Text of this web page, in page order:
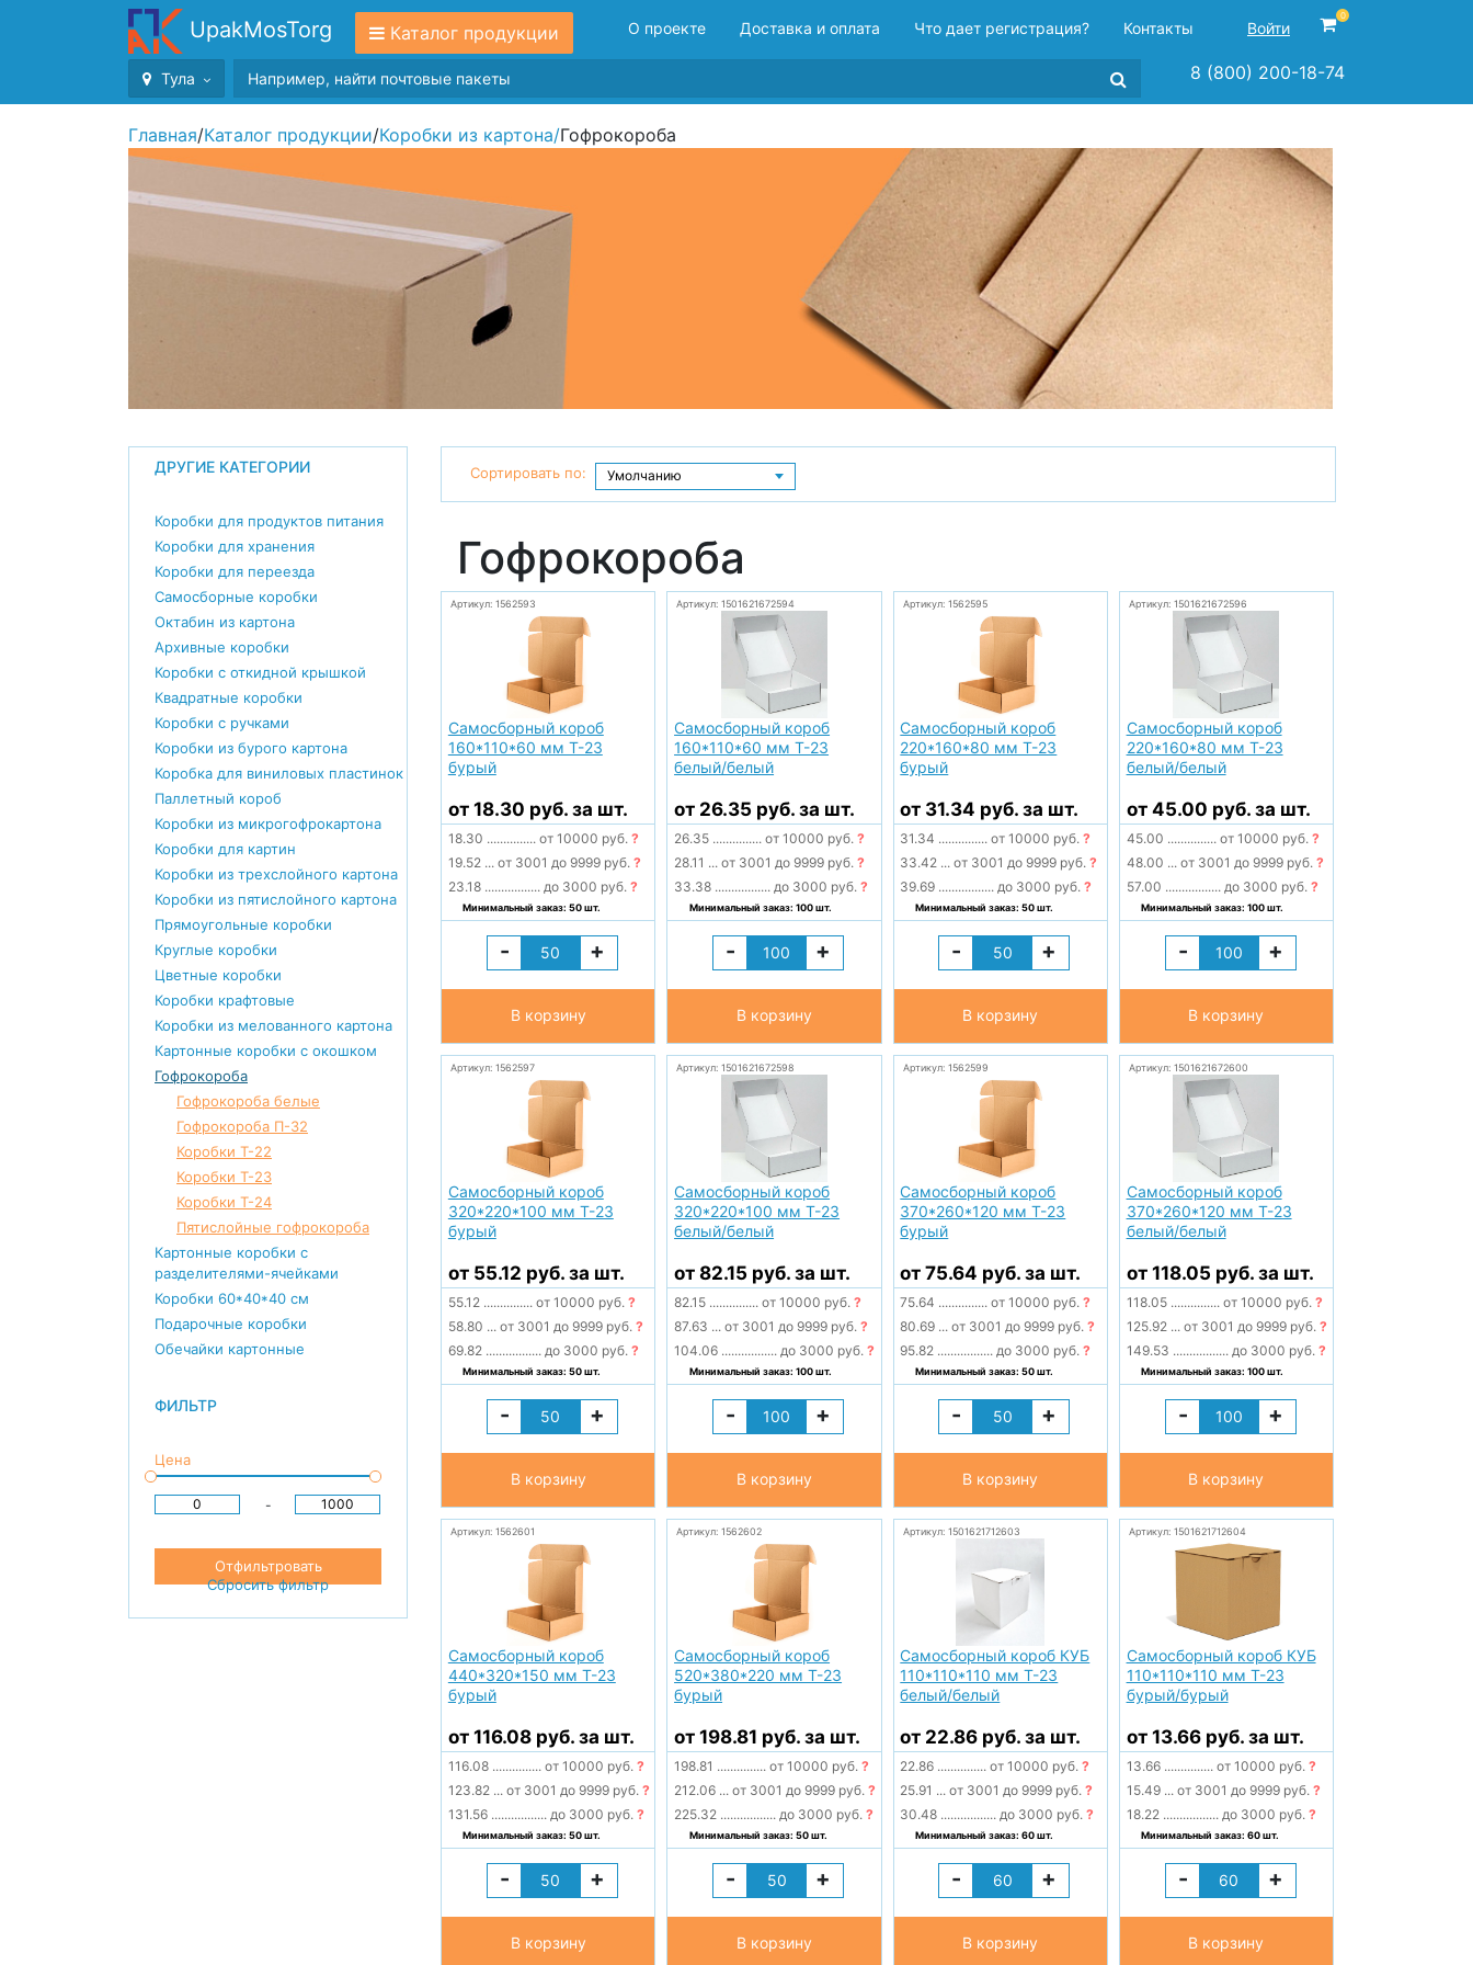
UpakMosTorg Каталог продукции О проекте Доставка и оплата Что дает регистрация? Контакты Войти
0
Тула 8 (800) 200-18-74
Главная/Каталог продукции/Коробки из картона/Гофрокороба
ДРУГИЕ КАТЕГОРИИ
Коробки для продуктов питания
Коробки для хранения
Коробки для переезда
Самосборные коробки
Октабин из картона
Архивные коробки
Коробки с откидной крышкой
Квадратные коробки
Коробки с ручками
Коробки из бурого картона
Коробка для виниловых пластинок
Паллетный короб
Коробки из микрогофрокартона
Коробки для картин
Коробки из трехслойного картона
Коробки из пятислойного картона
Прямоугольные коробки
Круглые коробки
Цветные коробки
Коробки крафтовые
Коробки из мелованного картона
Картонные коробки с окошком
Гофрокороба
Гофрокороба белые
Гофрокороба П-32
Коробки Т-22
Коробки Т-23
Коробки Т-24
Пятислойные гофрокороба
Картонные коробки с
разделителями-ячейками
Коробки 60*40*40 см
Подарочные коробки
Обечайки картонные
ФИЛЬТР
Цена
-
Отфильтровать
Сбросить фильтр
Сортировать по:
Гофрокороба
Артикул: 1562593
Самосборный короб
160*110*60 мм Т-23
бурый
от 18.30 руб. за шт.
18.30 ............... от 10000 руб. ?
19.52 ... от 3001 до 9999 руб. ?
23.18 ................. до 3000 руб. ?
Минимальный заказ: 50 шт.
- +
В корзину
Артикул: 1501621672594
Самосборный короб
160*110*60 мм Т-23
белый/белый
от 26.35 руб. за шт.
26.35 ............... от 10000 руб.?
28.11 ... от 3001 до 9999 руб.?
33.38 ................. до 3000 руб.?
Минимальный заказ: 100 шт.
- +
В корзину
Артикул: 1562595
Самосборный короб
220*160*80 мм Т-23
бурый
от 31.34 руб. за шт.
31.34 ............... от 10000 руб.?
33.42 ... от 3001 до 9999 руб.?
39.69 ................. до 3000 руб.?
Минимальный заказ: 50 шт.
- +
В корзину
Артикул: 1501621672596
Самосборный короб
220*160*80 мм Т-23
белый/белый
от 45.00 руб. за шт.
45.00 ............... от 10000 руб. ?
48.00 ... от 3001 до 9999 руб. ?
57.00 ................. до 3000 руб. ?
Минимальный заказ: 100 шт.
- +
В корзину
Артикул: 1562597
Самосборный короб
320*220*100 мм Т-23
бурый
от 55.12 руб. за шт.
55.12 ............... от 10000 руб. ?
58.80 ... от 3001 до 9999 руб. ?
69.82 ................. до 3000 руб. ?
Минимальный заказ: 50 шт.
- +
В корзину
Артикул: 1501621672598
Самосборный короб
320*220*100 мм Т-23
белый/белый
от 82.15 руб. за шт.
82.15 ............... от 10000 руб.?
87.63 ... от 3001 до 9999 руб.?
104.06 ................. до 3000 руб.?
Минимальный заказ: 100 шт.
- +
В корзину
Артикул: 1562599
Самосборный короб
370*260*120 мм Т-23
бурый
от 75.64 руб. за шт.
75.64 ............... от 10000 руб.?
80.69 ... от 3001 до 9999 руб.?
95.82 ................. до 3000 руб.?
Минимальный заказ: 50 шт.
- +
В корзину
Артикул: 1501621672600
Самосборный короб
370*260*120 мм Т-23
белый/белый
от 118.05 руб. за шт.
118.05 ............... от 10000 руб. ?
125.92 ... от 3001 до 9999 руб. ?
149.53 ................. до 3000 руб. ?
Минимальный заказ: 100 шт.
- +
В корзину
Артикул: 1562601
Самосборный короб
440*320*150 мм Т-23
бурый
от 116.08 руб. за шт.
116.08 ............... от 10000 руб. ?
123.82 ... от 3001 до 9999 руб. ?
131.56 ................. до 3000 руб. ?
Минимальный заказ: 50 шт.
- +
В корзину
Артикул: 1562602
Самосборный короб
520*380*220 мм Т-23
бурый
от 198.81 руб. за шт.
198.81 ............... от 10000 руб.?
212.06 ... от 3001 до 9999 руб.?
225.32 ................. до 3000 руб.?
Минимальный заказ: 50 шт.
- +
В корзину
Артикул: 1501621712603
Самосборный короб КУБ
110*110*110 мм Т-23
белый/белый
от 22.86 руб. за шт.
22.86 ............... от 10000 руб.?
25.91 ... от 3001 до 9999 руб.?
30.48 ................. до 3000 руб.?
Минимальный заказ: 60 шт.
- +
В корзину
Артикул: 1501621712604
Самосборный короб КУБ
110*110*110 мм Т-23
бурый/бурый
от 13.66 руб. за шт.
13.66 ............... от 10000 руб. ?
15.49 ... от 3001 до 9999 руб. ?
18.22 ................. до 3000 руб. ?
Минимальный заказ: 60 шт.
- +
В корзину